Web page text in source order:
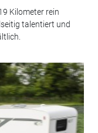
Kilometer rein
talentiert und